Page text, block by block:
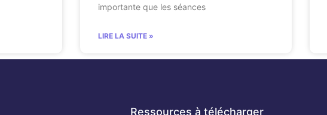
importante que les séances
LIRE LA SUITE »
Ressources à télécharger